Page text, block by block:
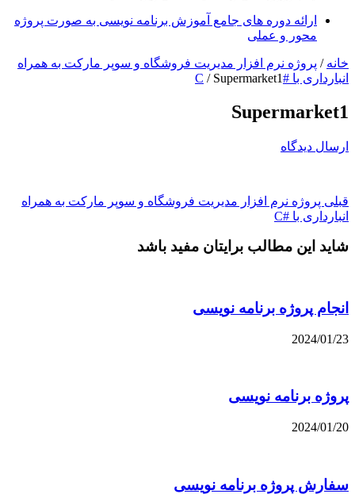
ارائه دوره های جامع آموزش برنامه نویسی به صورت پروژه
محور و عملی
خانه / پروژه نرم افزار مدیریت فروشگاه و سوپر مارکت به همراه
انبارداری با #C
/ Supermarket1
Supermarket1
ارسال دیدگاه
قبلی پروژه نرم افزار مدیریت فروشگاه و سوپر مارکت به همراه
انبارداری با #C
شاید این مطالب برایتان مفید باشد
انجام پروژه برنامه نویسی
2024/01/23
پروژه برنامه نویسی
2024/01/20
سفارش پروژه برنامه نویسی